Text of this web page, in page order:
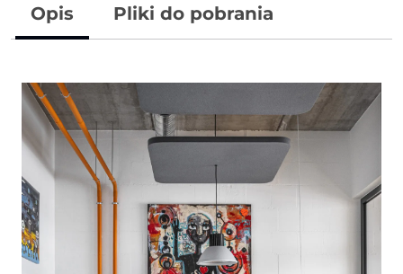
Opis Pliki do pobrania